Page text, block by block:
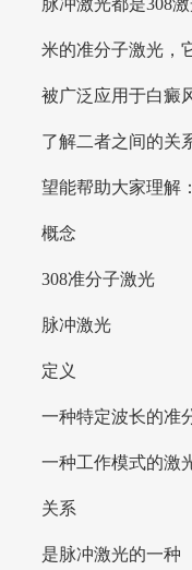
脉冲激光都是308
米的准分子激光，
被广泛应用于白癜
了解二者之间的关
望能帮助大家理解：
概念
308准分子激光
脉冲激光
定义
一种特定波长的准
一种工作模式的激
关系
是脉冲激光的一种